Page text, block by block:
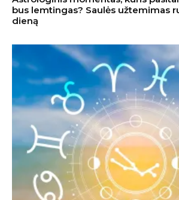
bus lemtingas? Saulės užtemimas
dieną